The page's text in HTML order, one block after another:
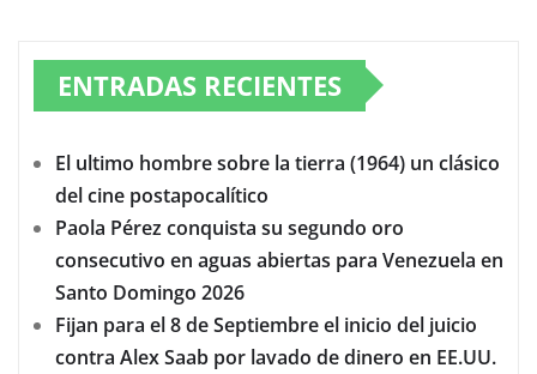
ENTRADAS RECIENTES
El ultimo hombre sobre la tierra (1964) un clásico
del cine postapocalítico
Paola Pérez conquista su segundo oro
consecutivo en aguas abiertas para Venezuela en
Santo Domingo 2026
Fijan para el 8 de Septiembre el inicio del juicio
contra Alex Saab por lavado de dinero en EE.UU.